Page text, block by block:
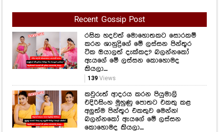
Recent Gossip Post
රසික හදවත් මොහොතකට සොරකම්
කරන ශානුද්‍රිගේ මේ ලස්සන පින්තූර
ටික ඔයාලත් දැක්කද? බලන්නකෝ
ඇයගේ මේ ලස්සන කොහොමද
කියලා....
139Views
කවුරුත් ආදරය කරන පියුමාලි
එදිරිසිංහ මුහුණු පොතට එකතු කළ
අලුත්ම පින්තූර එකතුව මෙන්න!
බලන්නකෝ ඇයගේ මේ ලස්සන
කොහොමද කියලා....